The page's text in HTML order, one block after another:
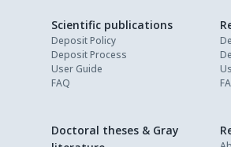
Scientific publications
Deposit Policy
Deposit Process
User Guide
FAQ
Doctoral theses & Gray